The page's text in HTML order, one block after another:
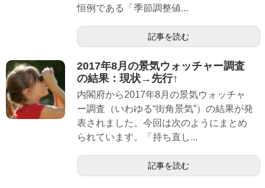
恒例である「季節調整値...
記事を読む
2017年8月の景気ウォッチャー調査
の結果：現状→先行↑
内閣府から2017年8月の景気ウォッチャ
ー調査（いわゆる“街角景気”）の結果が発
表されました。今回は次のようにまとめ
られています。「持ち直し...
記事を読む